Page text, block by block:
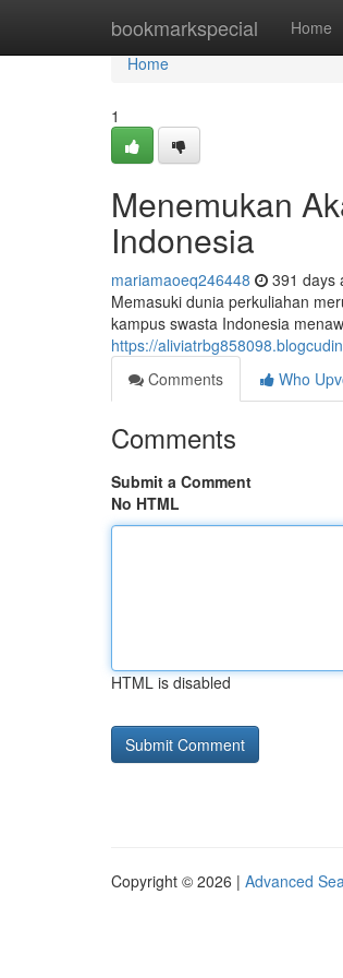
bookmarkspecial Home
Home
Home
1
Menemukan
Indonesia
mariamaoeq246448 391 days
Memasuki dunia perkuliahan
kampus swasta Indonesia
https://
Comments
Who
Comments
Submit a Comment
No HTML
HTML is disabled
Copyright © 2026 | Advanced